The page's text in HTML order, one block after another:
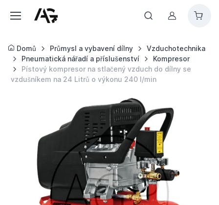
Můj účet
Domů Průmysl a vybavení dílny
Vzduchotechnika
Pneumatická nářadí a příslušenství
Kompresor
Pístový kompresor na stlačený vzduch do dílny se
vzdušníkem na 24 Litrů o výkonu 240 l/min